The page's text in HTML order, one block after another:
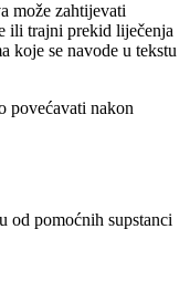
može zahtijevati
ili trajni prekid liječenja
koje se navode u tekstu
povećavati nakon
od pomoćnih supstanci